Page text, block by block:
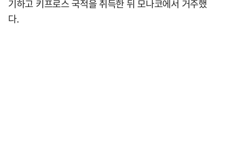
기하고 키프로스 국적을 취득한 뒤 모나코에서 거주했
다.